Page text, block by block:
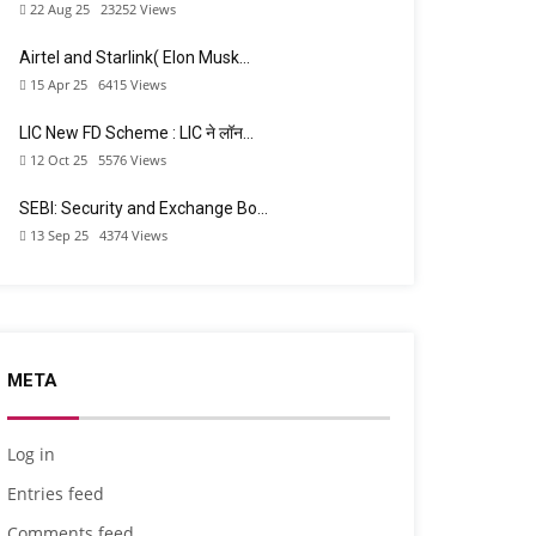
22 Aug 25 23252 Views
Airtel and Starlink( Elon Musk…
15 Apr 25 6415 Views
LIC New FD Scheme : LIC ने लॉन…
12 Oct 25 5576 Views
SEBI: Security and Exchange Bo…
13 Sep 25 4374 Views
META
Log in
Entries feed